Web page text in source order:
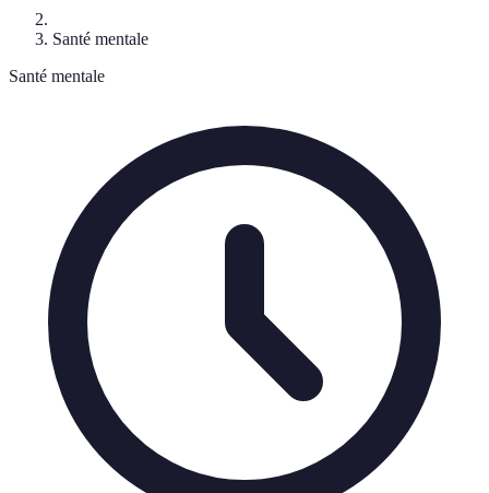
Santé mentale
Santé mentale